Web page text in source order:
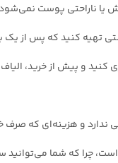
یا ناراحتی پوست
کنید که پس از یک
و پیش از خرید، الیاف
ندارد و هزینه‌ای که
چرا که شما می‌توانید